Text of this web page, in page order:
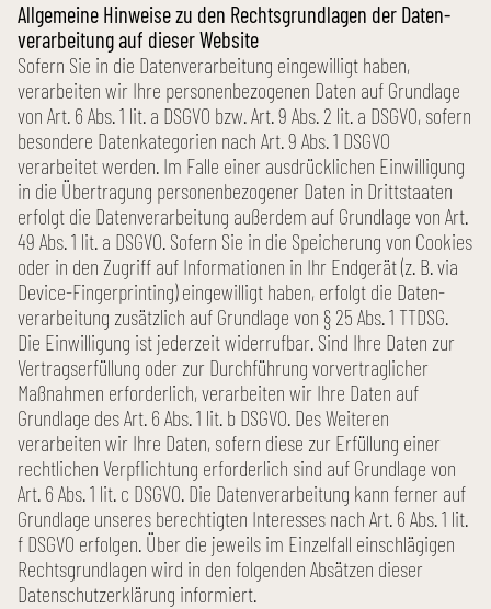
Allgemeine Hinweise zu den Rechts­grundlagen der Daten­
verarbeitung auf dieser Website
Sofern Sie in die Daten­verarbeitung eingewilligt haben,
verarbeiten wir Ihre personen­bezogenen Daten auf Grundlage
von Art. 6 Abs. 1 lit. a DSGVO bzw. Art. 9 Abs. 2 lit. a DSGVO, sofern
besondere Daten­kategorien nach Art. 9 Abs. 1 DSGVO
verarbeitet werden. Im Falle einer ausdrücklichen Einwilligung
in die Übertragung personen­bezogener Daten in Dritt­staaten
erfolgt die Daten­verarbeitung außerdem auf Grundlage von Art.
49 Abs. 1 lit. a DSGVO. Sofern Sie in die Speicherung von Cookies
oder in den Zugriff auf Informationen in Ihr Endgerät (z. B. via
Device-Fingerprinting) eingewilligt haben, erfolgt die Daten­
verarbeitung zusätzlich auf Grundlage von § 25 Abs. 1 TTDSG.
Die Einwilligung ist jederzeit wider­rufbar. Sind Ihre Daten zur
Vertrags­erfüllung oder zur Durchführung vor­vertraglicher
Maßnahmen erforderlich, verarbeiten wir Ihre Daten auf
Grundlage des Art. 6 Abs. 1 lit. b DSGVO. Des Weiteren
verarbeiten wir Ihre Daten, sofern diese zur Erfüllung einer
rechtlichen Verpflichtung erforderlich sind auf Grundlage von
Art. 6 Abs. 1 lit. c DSGVO. Die Daten­verarbeitung kann ferner auf
Grundlage unseres berechtigten Interesses nach Art. 6 Abs. 1 lit.
f DSGVO erfolgen. Über die jeweils im Einzelfall einschlägigen
Rechts­grundlagen wird in den folgenden Absätzen dieser
Datenschutz­erklärung informiert.